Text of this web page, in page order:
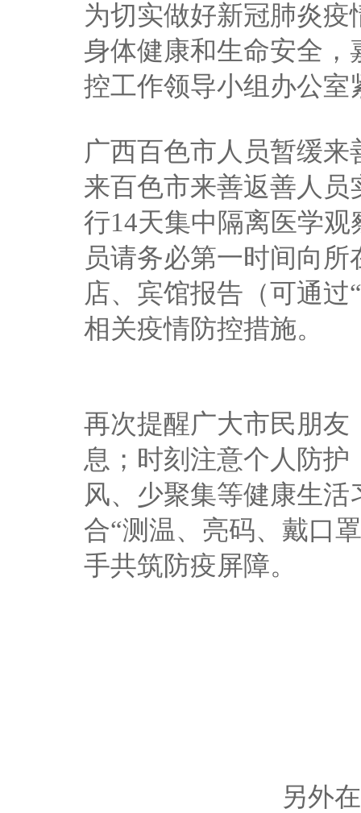
为切实做好新冠肺炎
身体健康和生命安全
控工作领导小组办公室
广西百色市人员暂缓
来百色市来善返善人员
行14天集中隔离医学
员请务必第一时间向
店、宾馆报告（可通过
相关疫情防控措施。
再次提醒广大市民朋
息；时刻注意个人防
风、少聚集等健康生
合“测温、亮码、戴口
手共筑防疫屏障。
另外